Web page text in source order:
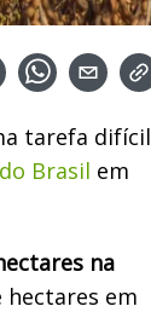
tarefa difícil
Brasil em
na
hectares em